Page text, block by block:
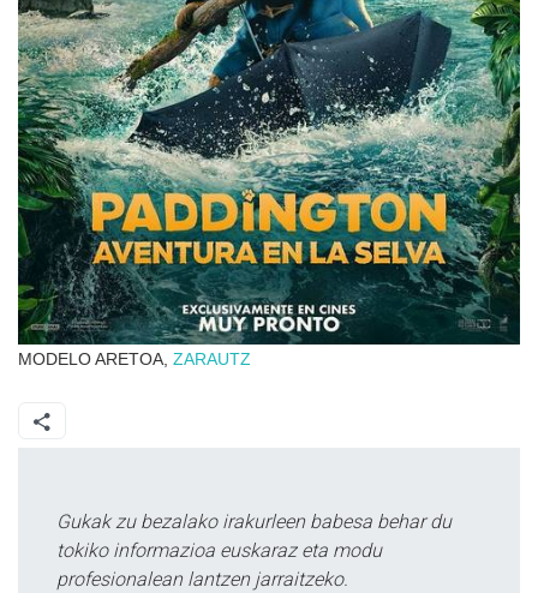
MODELO ARETOA, ZARAUTZ
Gukak zu bezalako irakurleen babesa behar du
tokiko informazioa euskaraz eta modu
profesionalean lantzen jarraitzeko.